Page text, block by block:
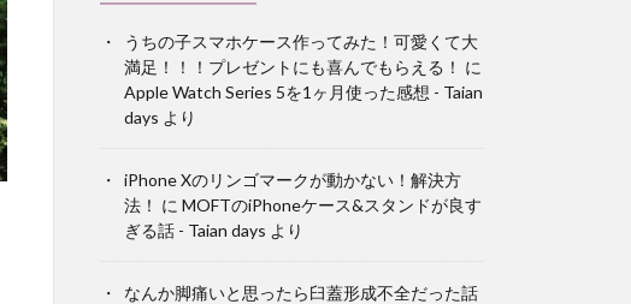
うちの子スマホケース作ってみた！可愛くて大
満足！！！プレゼントにも喜んでもらえる！ に
Apple Watch Series 5を1ヶ月使った感想 - Taian
days より
iPhone Xのリンゴマークが動かない！解決方
法！ に MOFTのiPhoneケース&スタンドが良す
ぎる話 - Taian days より
なんか脚痛いと思ったら臼蓋形成不全だった話